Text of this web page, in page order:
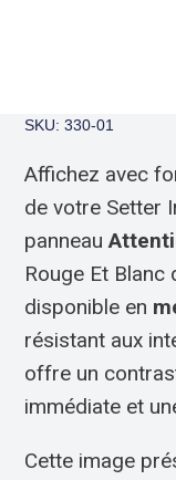
SKU: 330-01
Affichez avec
de votre Setter
panneau
Rouge Et Blanc
disponible en
résistant aux
offre un
immédiate et
Cette image